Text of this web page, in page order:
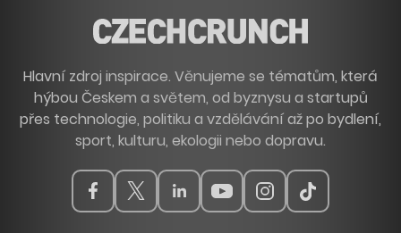
Hlavní zdroj inspirace. Věnujeme se tématům, která
hýbou Českem a světem, od byznysu a startupů
přes technologie, politiku a vzdělávání až po bydlení,
sport, kulturu, ekologii nebo dopravu.